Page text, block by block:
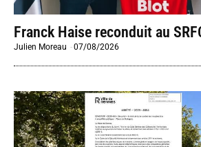
Franck Haise reconduit au
Julien Moreau -07/08/2026